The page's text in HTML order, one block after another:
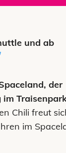
und ab
der
Chili freut
im